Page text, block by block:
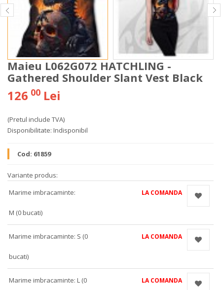
Maieu L062G072 HATCHLING -
Gathered Shoulder Slant Vest Black
126 00 Lei
(Pretul include TVA)
Disponibilitate: Indisponibil
Cod: 61859
Variante produs:
Marime imbracaminte:
M (0 bucati)
LA COMANDA
Marime imbracaminte: S (0
bucati)
LA COMANDA
Marime imbracaminte: L (0 LA COMANDA